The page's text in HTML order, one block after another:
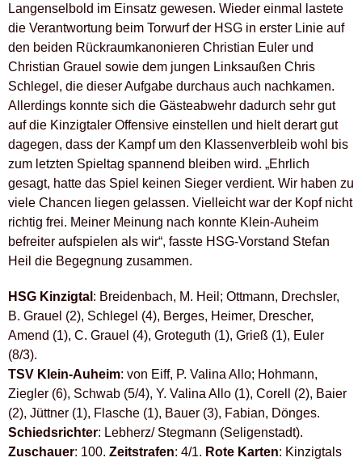
Langenselbold im Einsatz gewesen. Wieder einmal lastete
die Verantwortung beim Torwurf der HSG in erster Linie auf
den beiden Rückraumkanonieren Christian Euler und
Christian Grauel sowie dem jungen Linksaußen Chris
Schlegel, die dieser Aufgabe durchaus auch nachkamen.
Allerdings konnte sich die Gästeabwehr dadurch sehr gut
auf die Kinzigtaler Offensive einstellen und hielt derart gut
dagegen, dass der Kampf um den Klassenverbleib wohl bis
zum letzten Spieltag spannend bleiben wird. „Ehrlich
gesagt, hatte das Spiel keinen Sieger verdient. Wir haben zu
viele Chancen liegen gelassen. Vielleicht war der Kopf nicht
richtig frei. Meiner Meinung nach konnte Klein-Auheim
befreiter aufspielen als wir“, fasste HSG-Vorstand Stefan
Heil die Begegnung zusammen.
HSG Kinzigtal : Breidenbach, M. Heil; Ottmann, Drechsler,
B. Grauel (2), Schlegel (4), Berges, Heimer, Drescher,
Amend (1), C. Grauel (4), Groteguth (1), Grieß (1), Euler
(8/3).
TSV Klein-Auheim: von Eiff, P. Valina Allo; Hohmann,
Ziegler (6), Schwab (5/4), Y. Valina Allo (1), Corell (2), Baier
(2), Jüttner (1), Flasche (1), Bauer (3), Fabian, Dönges.
Schiedsrichter: Lebherz/ Stegmann (Seligenstadt).
Zuschauer: 100. Zeitstrafen: 4/1. Rote Karten: Kinzigtals